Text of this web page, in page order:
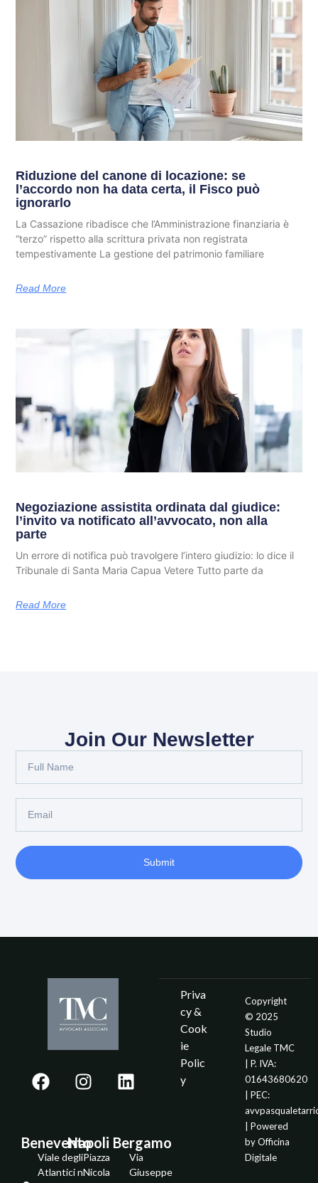
Riduzione del canone di locazione: se
l’accordo non ha data certa, il Fisco può
ignorarlo
La Cassazione ribadisce che l’Amministrazione finanziaria è
“terzo” rispetto alla scrittura privata non registrata
tempestivamente La gestione del patrimonio familiare
Read More
Negoziazione assistita ordinata dal giudice:
l’invito va notificato all’avvocato, non alla
parte
Un errore di notifica può travolgere l’intero giudizio: lo dice il
Tribunale di Santa Maria Capua Vetere Tutto parte da
Read More
Join Our Newsletter
Submit
Benevento
Viale degli
Atlantici n.
Napoli
Piazza
Nicola
Bergamo
Via
Giuseppe
Priva
cy &
Cook
ie
Polic
y
Copyright
© 2025
Studio
Legale TMC
| P. IVA:
01643680620
| PEC:
| Powered
byOfficina
Digitale